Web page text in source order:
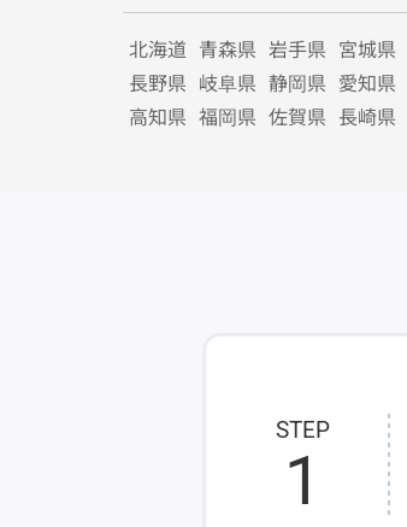
北海道 青森県 岩手県 宮城県
長野県 岐阜県 静岡県 愛知県
高知県 福岡県 佐賀県 長崎県
STEP
1